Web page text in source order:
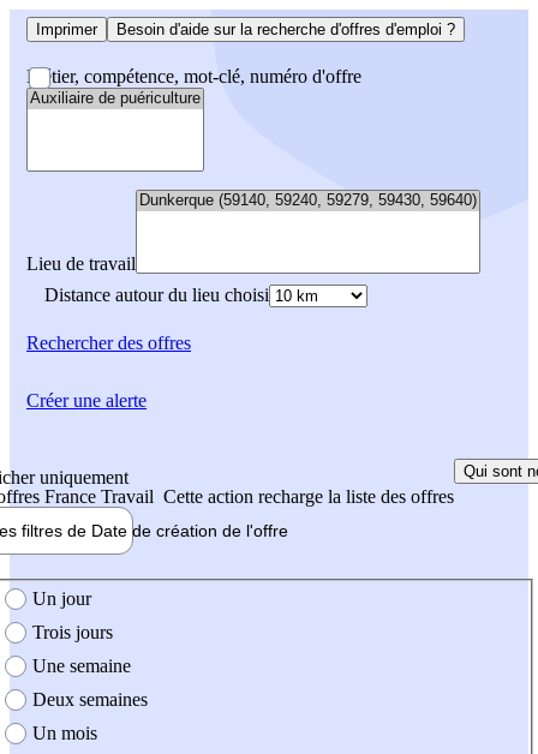
Imprimer Besoin d'aide sur la recherche d'offres d'emploi ?
Métier, compétence, mot-clé, numéro d'offre
Lieu de travail
Distance autour du lieu choisi
Rechercherdes offres
uniquement
France Travail Cette action recharge la liste des offres
Qui sont
filtres de Date de création de l'offre
création de l'offre
Un jour
Trois jours
Une semaine
Deux semaines
Un mois
Créer une alerte